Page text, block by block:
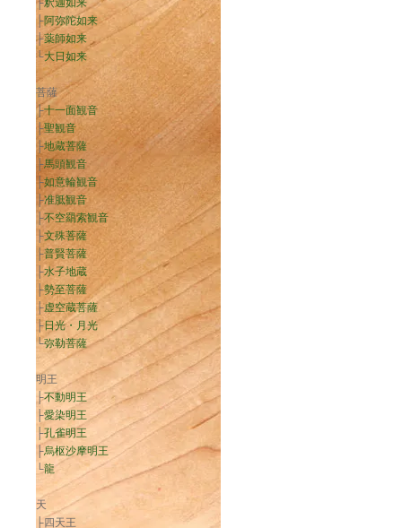
├釈迦如来
├阿弥陀如来
├薬師如来
└大日如来
菩薩
├十一面観音
├聖観音
├地蔵菩薩
├馬頭観音
├如意輪観音
├准胝観音
├不空羂索観音
├文殊菩薩
├普賢菩薩
├水子地蔵
├勢至菩薩
├虚空蔵菩薩
├日光・月光
└弥勒菩薩
明王
├不動明王
├愛染明王
├孔雀明王
├烏枢沙摩明王
└龍
天
├四天王